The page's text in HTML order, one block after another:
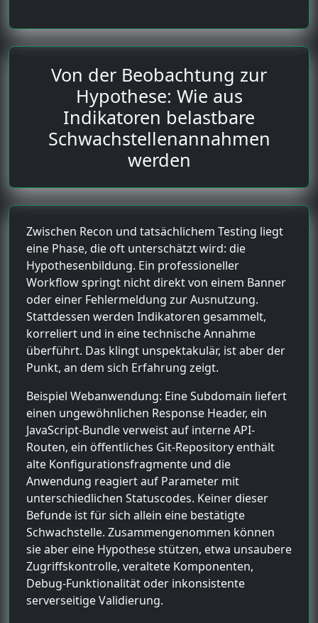
Von der Beobachtung zur
Hypothese: Wie aus
Indikatoren belastbare
Schwachstellenannahmen
werden
Zwischen Recon und tatsächlichem Testing liegt
eine Phase, die oft unterschätzt wird: die
Hypothesenbildung. Ein professioneller
Workflow springt nicht direkt von einem Banner
oder einer Fehlermeldung zur Ausnutzung.
Stattdessen werden Indikatoren gesammelt,
korreliert und in eine technische Annahme
überführt. Das klingt unspektakulär, ist aber der
Punkt, an dem sich Erfahrung zeigt.
Beispiel Webanwendung: Eine Subdomain liefert
einen ungewöhnlichen Response Header, ein
JavaScript-Bundle verweist auf interne API-
Routen, ein öffentliches Git-Repository enthält
alte Konfigurationsfragmente und die
Anwendung reagiert auf Parameter mit
unterschiedlichen Statuscodes. Keiner dieser
Befunde ist für sich allein eine bestätigte
Schwachstelle. Zusammengenommen können
sie aber eine Hypothese stützen, etwa unsaubere
Zugriffskontrolle, veraltete Komponenten,
Debug-Funktionalität oder inkonsistente
serverseitige Validierung.